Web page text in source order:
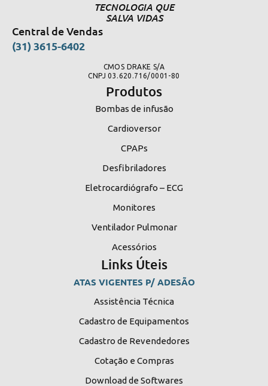
TECNOLOGIA QUE
SALVA VIDAS
Central de Vendas
(31) 3615-6402
CMOS DRAKE S/A
CNPJ 03.620.716/0001-80
Produtos
Bombas de infusão
Cardioversor
CPAPs
Desfibriladores
Eletrocardiógrafo – ECG
Monitores
Ventilador Pulmonar
Acessórios
Links Úteis
ATAS VIGENTES P/ ADESÃO
Assistência Técnica
Cadastro de Equipamentos
Cadastro de Revendedores
Cotação e Compras
Download de Softwares